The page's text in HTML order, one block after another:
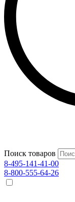
Поиск товаров
8-495-141-41-00
8-800-555-64-26